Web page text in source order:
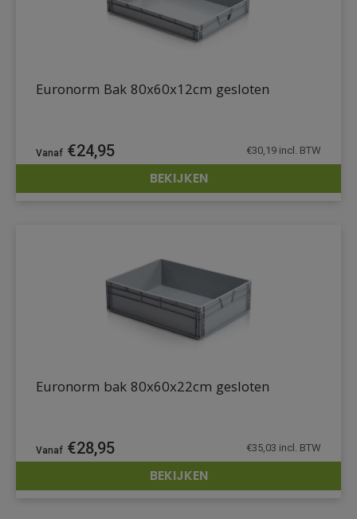
DETAILS
Euronorm Bak 80x60x12cm gesloten
€24,95 €30,19 incl. BTW
BEKIJKEN
DETAILS
Euronorm bak 80x60x22cm gesloten
€28,95 €35,03 incl. BTW
BEKIJKEN